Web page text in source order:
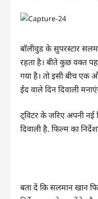
बॉलीवुड के सुपरस्टार
रहता है। बीते कुछ वक्त
गया है। तो इसी बीच
ईद वाले दिन दिवाली
ट्विटर के जरिए अपनी
दिवाली है. फिल्म का
बता दें कि सलमान खान